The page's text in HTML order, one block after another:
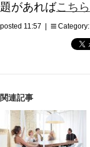
題があればこちら
posted 11:57 | Category:
関連記事